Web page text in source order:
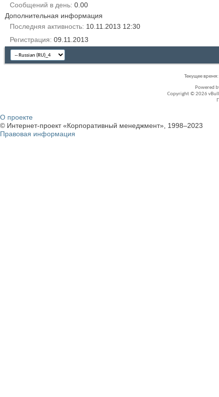
Сообщений в день 0.00
Дополнительная информация
Последняя активность 10.11.2013 12:30
Регистрация 09.11.2013
Текущее время:
Powered
Copyright © 2026
О проекте
© Интернет-проект «Корпоративный менеджмент», 1998–2023
Правовая информация